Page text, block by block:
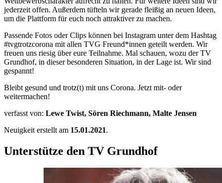
jederzeit offen. Außerdem tüfteln wir gerade fleißig an neuen Ideen,
um die Plattform für euch noch attraktiver zu machen.
Passende Fotos oder Clips können bei Instagram unter dem Hashtag
#tvgtrotzcorona mit allen TVG Freund*innen geteilt werden. Wir
freuen uns riesig über eure Teilnahme. Mal schauen, wozu der TV
Grundhof, in dieser besonderen Situation, in der Lage ist. Wir sind
gespannt!
Bleibt gesund und trotz(t) mit uns Corona. Jetzt mit- oder
weitermachen!
verfasst von: Lewe Twist, Sören Riechmann, Malte Jensen
Neuigkeit erstellt am 15.01.2021.
Unterstütze den TV Grundhof